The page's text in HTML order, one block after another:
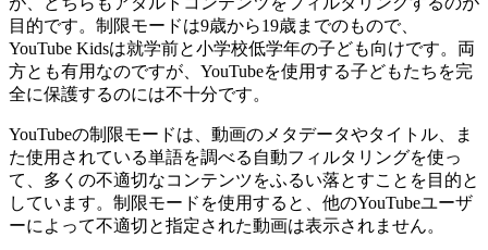
目的です。制限モードは9歳から19歳までのもので、
YouTube Kidsは就学前と小学校低学年の子ども向けです。両
方とも有用なのですが、YouTubeを使用する子どもたちを完
全に保護するのには不十分です。
YouTubeの制限モードは、動画のメタデータやタイトル、ま
た使用されている単語を調べる自動フィルタリングを使っ
て、多くの不適切なコンテンツをふるい落とすことを目的と
しています。制限モードを使用すると、他のYouTubeユーザ
ーによって不適切と指定された動画は表示されません。